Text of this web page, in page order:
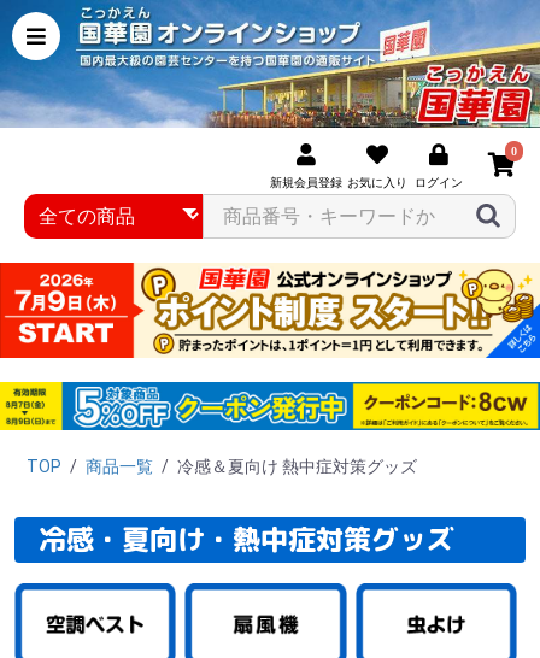
新規会員登録 お気に入り ログイン
0
TOP / 商品一覧 / 冷感＆夏向け 熱中症対策グッズ
冷感・夏向け・熱中症対策グッズ